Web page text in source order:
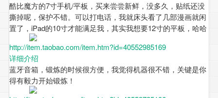
酷比魔方的7寸手机/平板，买来尝尝新鲜，没多久，贴纸还没
撕掉呢，保护不错。可以打电话，我就床头看了几部漫画就闲
置了，iPad的10寸才能满足我，其实我想要12寸的平板，哈哈
http://item.taobao.com/item.htm?id=40552985169
详细介绍
蓝牙音箱，锻炼的时候很方便，我觉得机器很不错，关键是你
得有毅力开始锻炼！